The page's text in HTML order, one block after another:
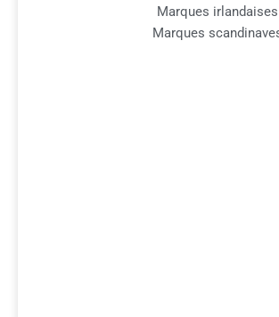
Marques irlandaises
Marques